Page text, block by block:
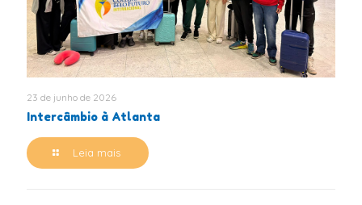
23 de junho de 2026
Intercâmbio à Atlanta
Leia mais